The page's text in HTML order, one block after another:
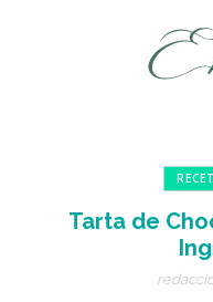
Tarta de